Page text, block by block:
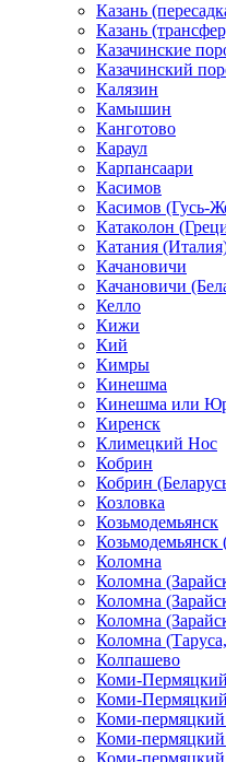
Казань
Казань
Казачинские
Казачинский
Калязин
Камышин
Канготово
Караул
Карпансаари
Касимов
Касимов (Гусь-
Катаколон
Катания
Качановичи
Качановичи
Келло
Кижи
Кий
Кимры
Кинешма
Кинешма или
Киренск
Климецкий Нос
Кобрин
Кобрин
Козловка
Козьмодемьянск
Козьмодемьянск
Коломна
Коломна
Коломна
Коломна
Коломна
Колпашево
Коми-
Коми-
Коми-пермяцкий
Коми-пермяцкий
Коми-пермяцкий